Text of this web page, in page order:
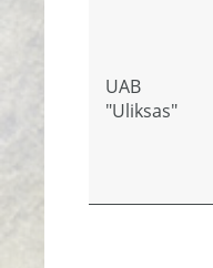
UAB
"Uliksas"